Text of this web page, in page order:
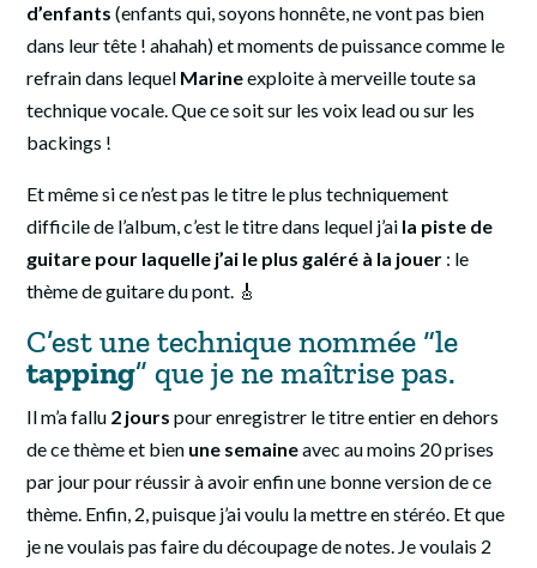
d’enfants (enfants qui, soyons honnête, ne vont pas bien
dans leur tête ! ahahah) et moments de puissance comme le
refrain dans lequel Marineexploite à merveille toute sa
technique vocale. Que ce soit sur les voix lead ou sur les
backings !
Et même si ce n’est pas le titre le plus techniquement
difficile de l’album, c’est le titre dans lequel j’ai la piste de
guitare pour laquelle j’ai le plus galéré à la jouer : le
thème de guitare du pont. 🎸
C’est une technique nommée “le
tapping” que je ne maîtrise pas.
Il m’a fallu 2 jours pour enregistrer le titre entier en dehors
de ce thème et bien une semaineavec au moins 20 prises
par jour pour réussir à avoir enfin une bonne version de ce
thème. Enfin, 2, puisque j’ai voulu la mettre en stéréo. Et que
je ne voulais pas faire du découpage de notes. Je voulais 2